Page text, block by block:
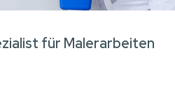
für Malerarbeiten